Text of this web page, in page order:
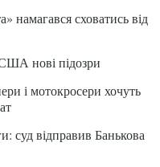
намагався сховатись від
нові підозри
і мотокросери хочуть
суд відправив Банькова